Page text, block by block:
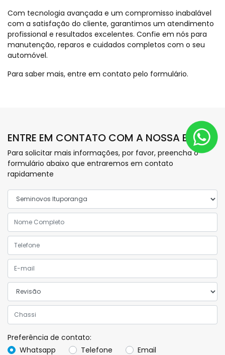
Com tecnologia avançada e um compromisso inabalável
com a satisfação do cliente, garantimos um atendimento
profissional e resultados excelentes. Confie em nós para
manutenção, reparos e cuidados completos com o seu
automóvel.
Para saber mais, entre em contato pelo formulário.
ENTRE EM CONTATO COM A NOSSA EQUIPE
Para solicitar mais informações, por favor, preencha o
formulário abaixo que entraremos em contato
rapidamente
Preferência de contato:
Whatsapp
Telefone Email